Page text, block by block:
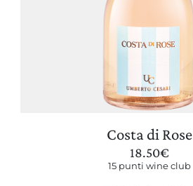
Costa di Rose
18.50€
15 punti wine club